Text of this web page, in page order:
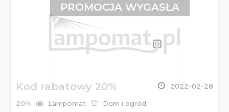
Kod rabatowy 20% 2022-02-28
20% Lampomat Dom i ogród
PROMOCJA WYGASŁA